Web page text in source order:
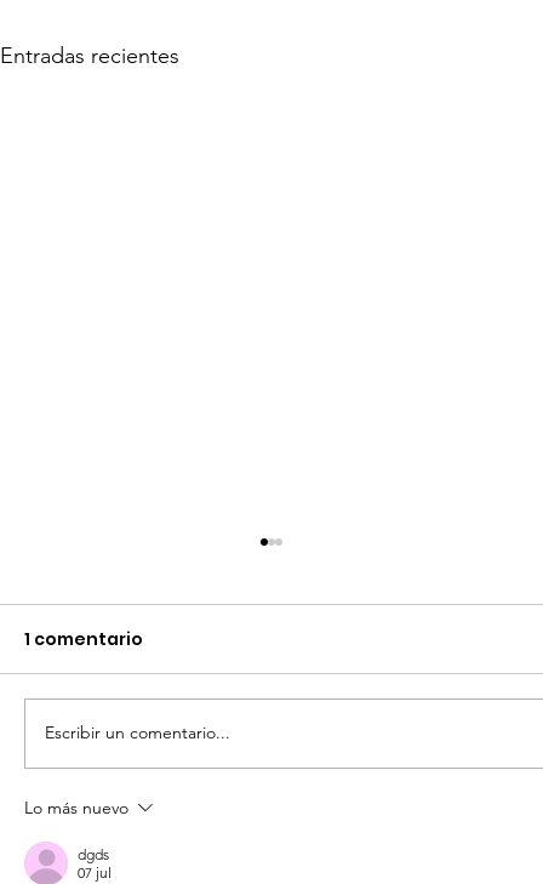
Entradas recientes
Comunicado
1 comentario
Escribir un comentario...
Lo más nuevo
dgds
07 jul